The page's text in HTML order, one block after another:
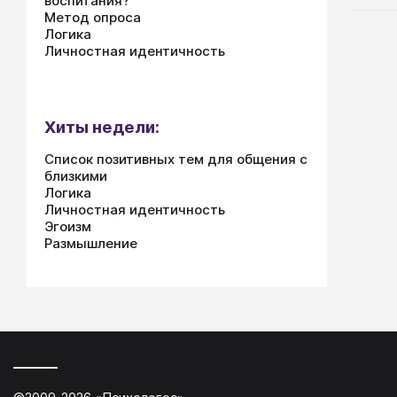
Метод опроса
Логика
Личностная идентичность
Хиты недели:
Список позитивных тем для общения с
близкими
Логика
Личностная идентичность
Эгоизм
Размышление